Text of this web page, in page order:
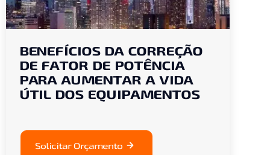
BENEFÍCIOS DA CORREÇÃO
DE FATOR DE POTÊNCIA
PARA AUMENTAR A VIDA
ÚTIL DOS EQUIPAMENTOS
Solicitar Orçamento